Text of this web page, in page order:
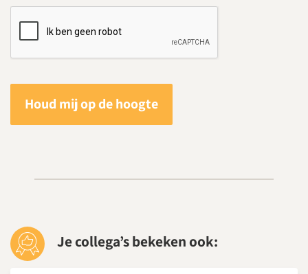
Houd mij op de hoogte
Je collega’s bekeken ook: